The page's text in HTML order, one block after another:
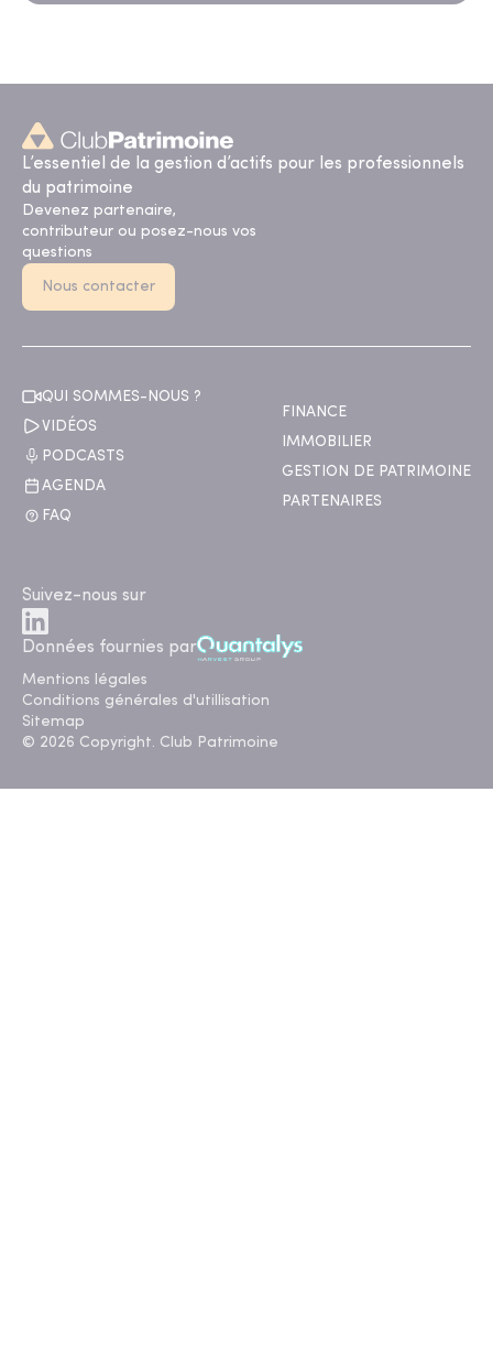
L’essentiel de la gestion d’actifs pour les professionnels
du patrimoine
Devenez partenaire,
contributeur ou posez-nous vos
questions
Nous contacter
QUI SOMMES-NOUS ?
VIDÉOS
PODCASTS
AGENDA
FAQ
FINANCE
IMMOBILIER
GESTION DE PATRIMOINE
PARTENAIRES
Suivez-nous sur
Données fournies par
Mentions légales
Conditions générales d'utillisation
Sitemap
© 2026 Copyright. Club Patrimoine